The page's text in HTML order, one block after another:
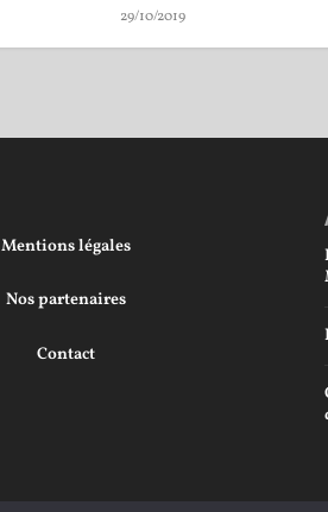
29/10/2019
Mentions légales
Nos partenaires
Contact